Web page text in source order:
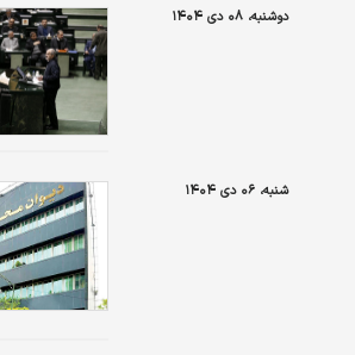
دوشنبه، ۰۸ دی ۱۴۰۴
شنبه، ۰۶ دی ۱۴۰۴